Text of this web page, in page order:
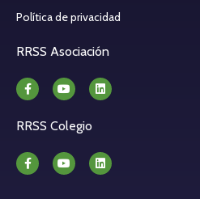
Política de privacidad
RRSS Asociación
RRSS Colegio